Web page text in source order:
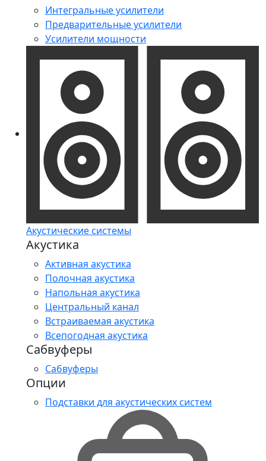
Интегральные усилители
Предварительные усилители
Усилители мощности
Акустические системы
Акустика
Активная акустика
Полочная акустика
Напольная акустика
Центральный канал
Встраиваемая акустика
Всепогодная акустика
Сабвуферы
Сабвуферы
Опции
Подставки для акустических систем